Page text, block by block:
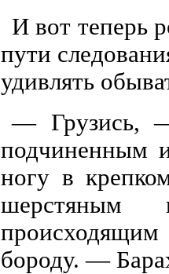
И вот теперь
пути
удивлять
— Грузись, —
подчиненным
ногу в
шерстяным
бороду. —